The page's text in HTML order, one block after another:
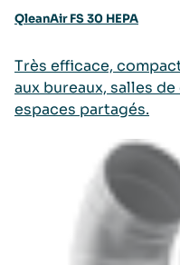
QleanAir FS 30 HEPA
Très efficace,
aux bureaux, salles
espaces partagés.